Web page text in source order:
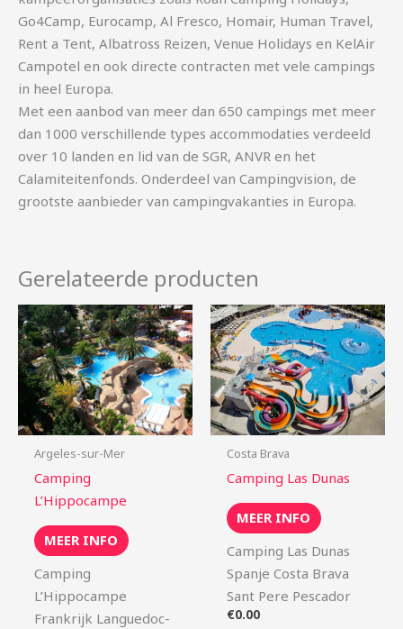
Go4Camp, Eurocamp, Al Fresco, Homair, Human Travel,
Rent a Tent, Albatross Reizen, Venue Holidays en KelAir
Campotel en ook directe contracten met vele campings
in heel Europa.
Met een aanbod van meer dan 650 campings met meer
dan 1000 verschillende types accommodaties verdeeld
over 10 landen en lid van de SGR, ANVR en het
Calamiteitenfonds. Onderdeel van Campingvision, de
grootste aanbieder van campingvakanties in Europa.
Gerelateerde producten
Argeles-sur-Mer
Camping
L’Hippocampe
MEER INFO
Camping
L’Hippocampe
Frankrijk Languedoc-
Costa Brava
Camping Las Dunas
MEER INFO
Camping Las Dunas
Spanje Costa Brava
Sant Pere Pescador
€0.00